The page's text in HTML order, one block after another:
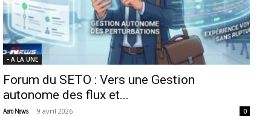
- A LA UNE
Forum du SETO : Vers une Gestion
autonome des flux et...
Aero News - 9 avril 2026 0